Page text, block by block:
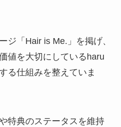
ジ「Hair is Me.」を掲げ、
値を大切にしているharu
る仕組みを整えていま
特典のステータスを維持